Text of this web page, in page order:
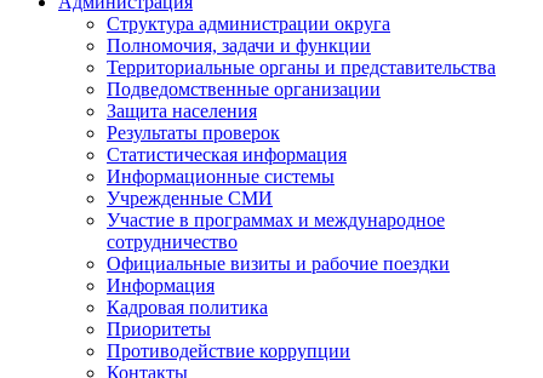
Структура администрации округа
Полномочия, задачи и функции
Территориальные органы и представительства
Подведомственные организации
Защита населения
Результаты проверок
Статистическая информация
Информационные системы
Учрежденные СМИ
Участие в программах и международное
сотрудничество
Официальные визиты и рабочие поездки
Информация
Кадровая политика
Приоритеты
Противодействие коррупции
Контакты